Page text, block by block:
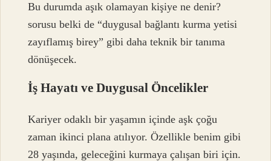
Bu durumda aşık olamayan kişiye ne denir?
sorusu belki de “duygusal bağlantı kurma yetisi
zayıflamış birey” gibi daha teknik bir tanıma
dönüşecek.
İş Hayatı ve Duygusal Öncelikler
Kariyer odaklı bir yaşamın içinde aşk çoğu
zaman ikinci plana atılıyor. Özellikle benim gibi
28 yaşında, geleceğini kurmaya çalışan biri için.